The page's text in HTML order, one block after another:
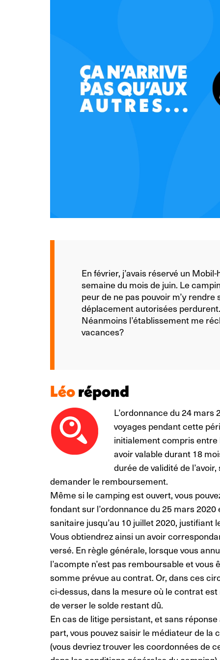
En février, j’avais réservé un
semaine du mois de juin. Le
peur de ne pas pouvoir m’y
déplacement autorisées
Néanmoins l’établissement me
vacances?
Léorépond
L’ordonnance du 24 mars
voyages pendant cette
initialement compris entre
avoir valable durant 18
durée de validité de
demander le remboursement.
Même si le camping est ouvert, vous
fondant sur l’ordonnance du 25 mars
sanitaire jusqu’au 10 juillet 2020, justifiant
Vous obtiendrez ainsi un avoir
versé. En règle générale, lorsque vous
l’acompte n’est pas remboursable et
somme prévue au contrat. Or, dans ces
ci-dessus, dans la mesure où le contrat
de verser le solde restant dû.
En cas de litige persistant, et sans
part, vous pouvez saisir le médiateur de
(vous devriez trouver les coordonnées de